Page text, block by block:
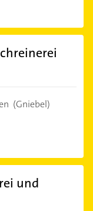
(Gniebel)
und